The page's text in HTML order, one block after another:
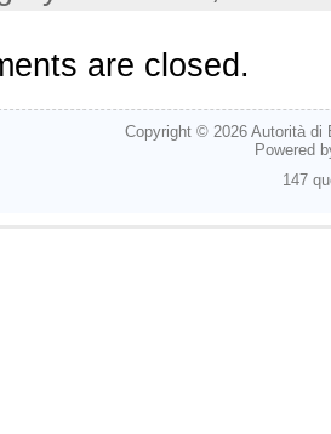
are closed.
Copyright © 2026 Autorità di
Powered
147